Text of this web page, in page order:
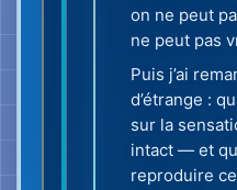
De la
C’est là que
commencé.
son propre
cesse de